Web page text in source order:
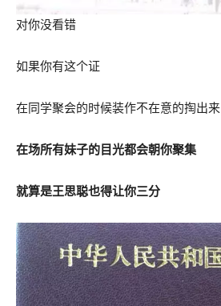
对你没看错
如果你有这个证
在同学聚会的时候装作不在意的掏出来
在场所有妹子的目光都会朝你聚集
就算是王思聪也得让你三分